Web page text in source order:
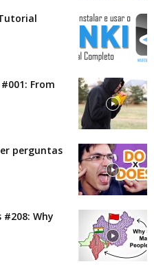
From
perguntas
Why